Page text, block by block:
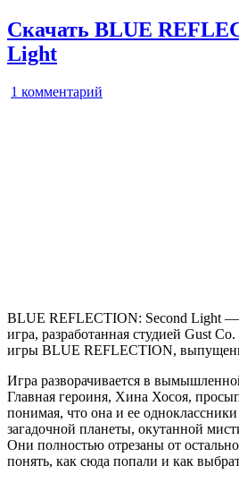
Скачать BLUE
Light
1 комментарий
BLUE REFLECTION: Second Light —
игра, разработанная студией Gust
игры BLUE REFLECTION,
Игра разворачивается в
Главная героиня, Хина Хосоя,
понимая, что она и ее одноклассники
загадочной планеты, окутанной
Они полностью отрезаны от
понять, как сюда попали и как